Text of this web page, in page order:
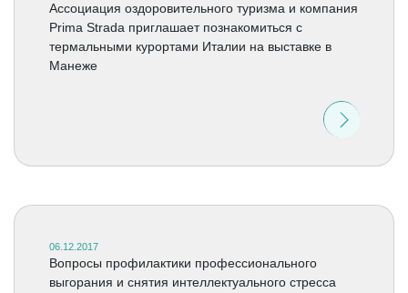
Ассоциация оздоровительного туризма и компания
Prima Strada приглашает познакомиться с
термальными курортами Италии на выставке в
Манеже
06.12.2017
Вопросы профилактики профессионального
выгорания и снятия интеллектуального стресса